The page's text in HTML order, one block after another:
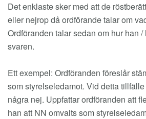
Det enklaste sker med att de
eller nejrop då ordförande talar om
Ordföranden talar sedan om hur han
svaren.
Ett exempel: Ordföranden föreslår
som styrelseledamot. Vid detta
några nej. Uppfattar ordföranden att
han att NN omvalts som